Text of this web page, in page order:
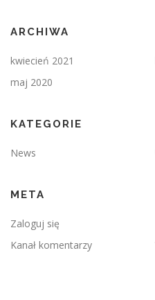
ARCHIWA
kwiecień 2021
maj 2020
KATEGORIE
News
META
Zaloguj się
Kanał komentarzy